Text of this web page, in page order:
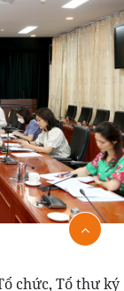
chức, Tổ thư ký